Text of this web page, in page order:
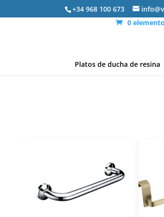
+34 968 100 673
0
Platos de ducha de resina